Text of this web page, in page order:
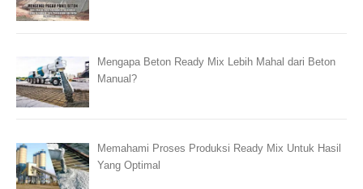
Mengapa Beton Ready Mix Lebih Mahal dari Beton
Manual?
Memahami Proses Produksi Ready Mix Untuk Hasil
Yang Optimal